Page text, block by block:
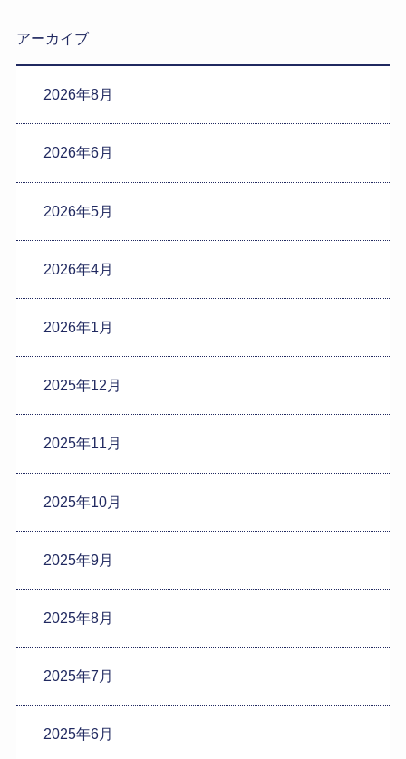
アーカイブ
2026年8月
2026年6月
2026年5月
2026年4月
2026年1月
2025年12月
2025年11月
2025年10月
2025年9月
2025年8月
2025年7月
2025年6月